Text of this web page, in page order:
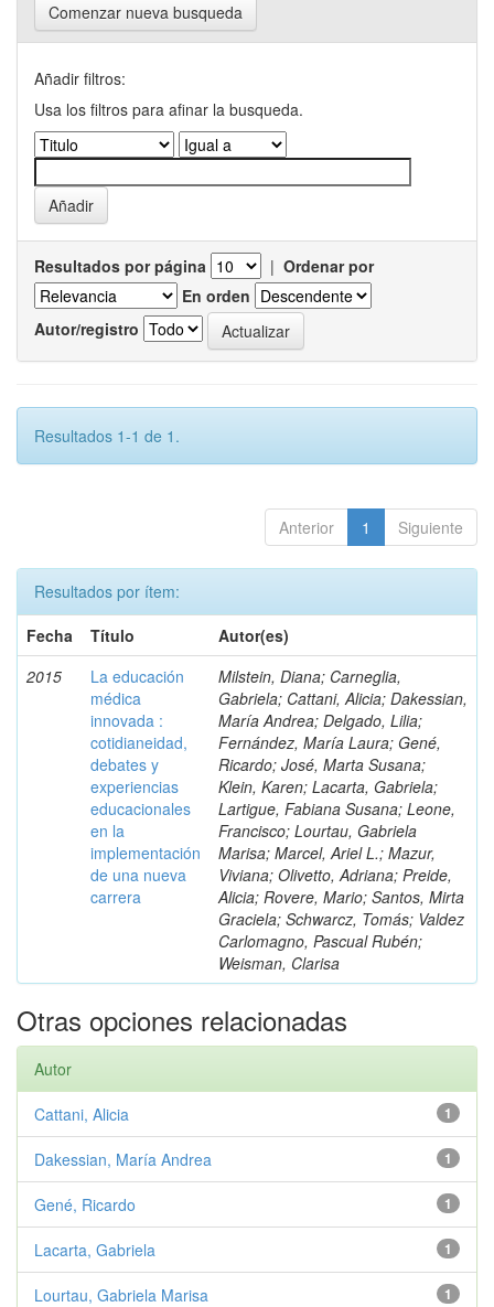
Comenzar nueva busqueda
Añadir filtros:
Usa los filtros para afinar la busqueda.
Resultados por página | Ordenar por
En orden
Autor/registro
Resultados 1-1 de 1.
Anterior 1 Siguiente
Resultados por ítem:
Fecha
Título
Autor(es)
2015
La educación
médica
innovada :
cotidianeidad,
debates y
experiencias
educacionales
en la
implementación
de una nueva
carrera
Milstein, Diana; Carneglia,
Gabriela; Cattani, Alicia; Dakessian,
María Andrea; Delgado, Lilia;
Fernández, María Laura; Gené,
Ricardo; José, Marta Susana;
Klein, Karen; Lacarta, Gabriela;
Lartigue, Fabiana Susana; Leone,
Francisco; Lourtau, Gabriela
Marisa; Marcel, Ariel L.; Mazur,
Viviana; Olivetto, Adriana; Preide,
Alicia; Rovere, Mario; Santos, Mirta
Graciela; Schwarcz, Tomás; Valdez
Carlomagno, Pascual Rubén;
Weisman, Clarisa
Otras opciones relacionadas
Autor
1
Cattani, Alicia
1
Dakessian, María Andrea
1
Gené, Ricardo
1
Lacarta, Gabriela
1
Lourtau, Gabriela Marisa